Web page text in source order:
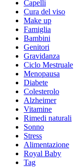
Capelli
Cura del viso
Make up
Famiglia
Bambini
Genitori
Gravidanza
Ciclo Mestruale
Menopausa
Diabete
Colesterolo
Alzheimer
Vitamine
Rimedi naturali
Sonno
Stress
Alimentazione
Royal Baby
Tag